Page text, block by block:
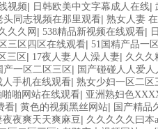
视频| 日韩欧美中文字幕成人在线|
头同志视频在那里观看| 熟女人妻
久久网 | 538精品新视频在线观看|
三区四区在线观看| 51国精产品一
三区 | 17夜人妻人人澡人妻| 久久久
产一区二区三区| 国产碰碰人人爱人
人手机在线观看| 熟女少妇一区二区
啪啪网站在线观看| 亚洲熟妇色
看| 黄色的视频黑丝网站| 国产精品
夜夜爽天天爽麻豆| 久久久久久曰本